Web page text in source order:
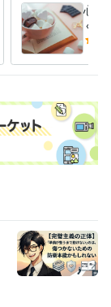
心が
く
い・